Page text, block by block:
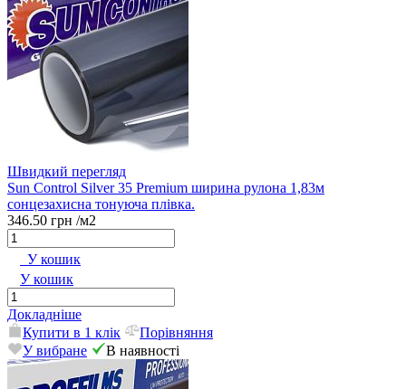
Швидкий перегляд
Sun Control Silver 35 Premium ширина рулона 1,83м
сонцезахисна тонуюча плівка.
346.50 грн /м2
У кошик
У кошик
Докладніше
Купити в 1 клік
Порівняння
У вибране
В наявності